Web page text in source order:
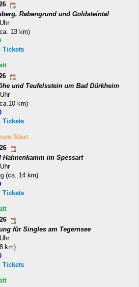
Rabengrund und Goldsteintal
13 km)
Tickets
und Teufelsstein um Bad Dürkheim
km)
Tickets
Start
im Spessart
(ca. 14 km)
Tickets
für Singles am Tegernsee
km)
Tickets